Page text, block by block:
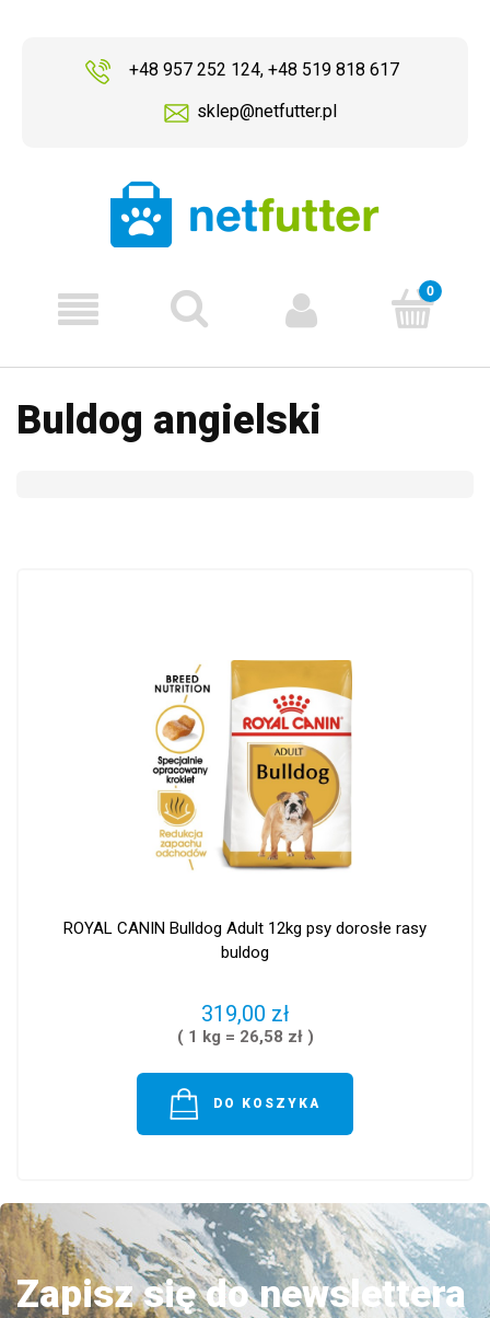
+48 957 252 124, +48 519 818 617
sklep@netfutter.pl
Buldog angielski
ROYAL CANIN Bulldog Adult 12kg psy dorosłe rasy
buldog
319,00 zł
( 1 kg = 26,58 zł )
DO KOSZYKA
Zapisz się do newslettera